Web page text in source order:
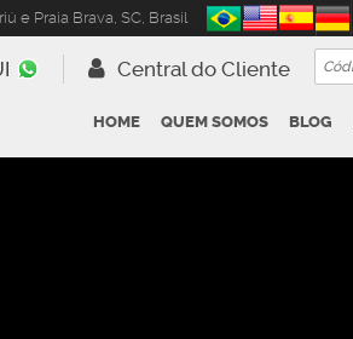
e Praia Brava, SC, Brasil
Central do Cliente
BLOG
QUEM SOMOS
HOME